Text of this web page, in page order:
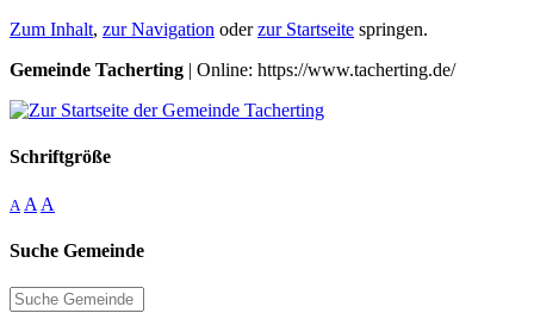
Zum Inhalt, zur Navigation oderzur Startseite springen.
Gemeinde Tacherting | Online: https://www.tacherting.de/
Schriftgröße
A A A
Suche Gemeinde